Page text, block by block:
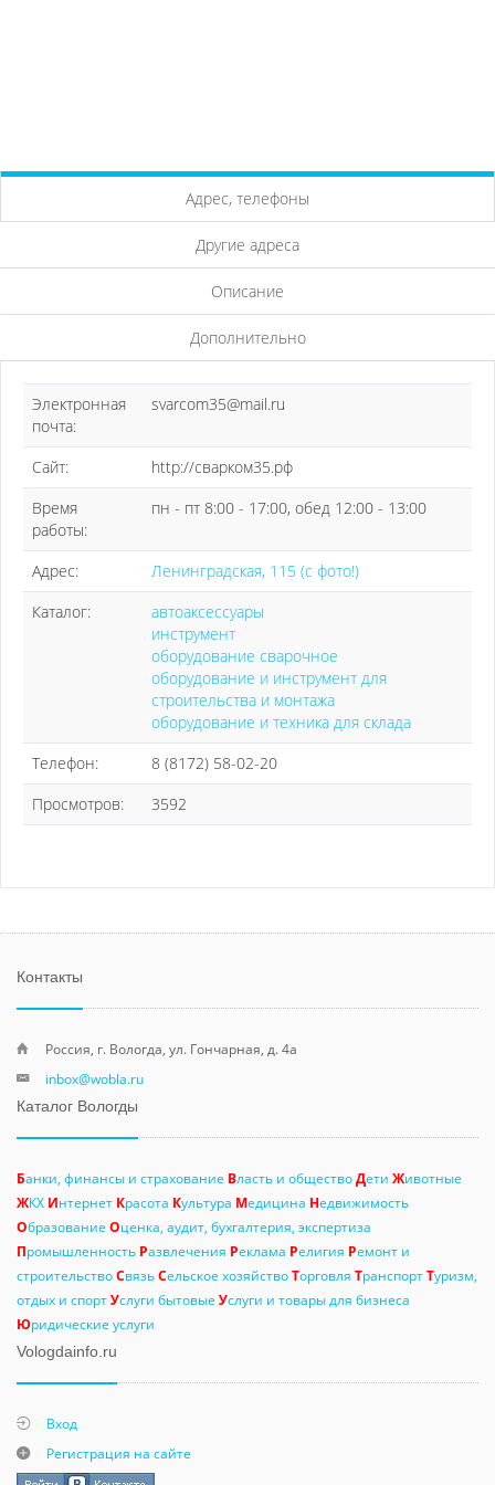
Адрес, телефоны
Другие адреса
Описание
Дополнительно
Электронная
почта:
svarcom35@mail.ru
Сайт:
http://сварком35.рф
Время
работы:
пн - пт 8:00 - 17:00, обед 12:00 - 13:00
Адрес:
Ленинградская, 115 (с фото!)
Каталог:
автоаксессуары
инструмент
оборудование cварочное
оборудование и инструмент для
строительства и монтажа
оборудование и техника для склада
Телефон:
8 (8172) 58-02-20
Просмотров:
3592
Контакты
Россия, г. Вологда, ул. Гончарная, д. 4а
inbox@wobla.ru
Каталог Вологды
Банки, финансы и страхование Власть и обществоДети Животные
ЖКХ Интернет Красота Культура Медицина Недвижимость
Образование Оценка, аудит, бухгалтерия, экспертиза
Промышленность Развлечения Реклама Религия Ремонт и
строительствоСвязьСельское хозяйствоТорговля ТранспортТуризм,
отдых и спортУслуги бытовые Услуги и товары для бизнеса
Юридические услуги
Vologdainfo.ru
Вход
Регистрация на сайте